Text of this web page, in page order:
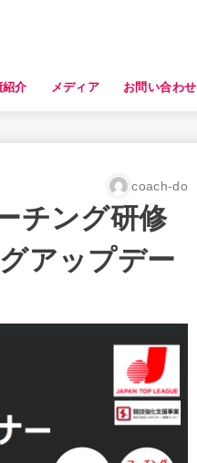
介 メディア お問い合わせ
coach-do
チング研修
アップデー